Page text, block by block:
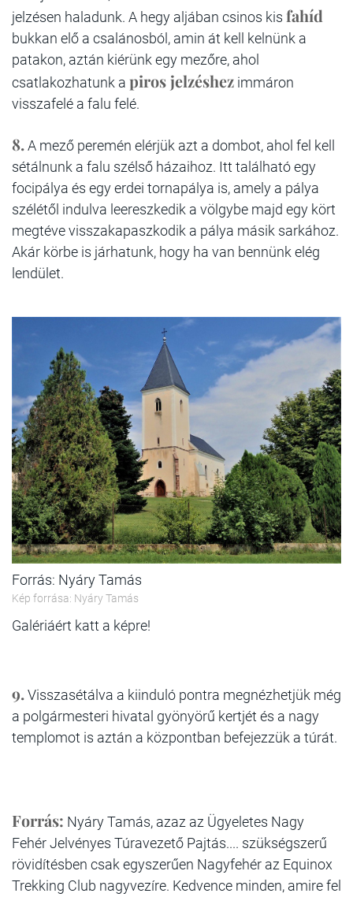
jelzésen haladunk. A hegy aljában csinos kis fahíd
bukkan elő a csalánosból, amin át kell kelnünk a
patakon, aztán kiérünk egy mezőre, ahol
csatlakozhatunk a piros jelzéshez immáron
visszafelé a falu felé.
8.A mező peremén elérjük azt a dombot, ahol fel kell
sétálnunk a falu szélső házaihoz. Itt található egy
focipálya és egy erdei tornapálya is, amely a pálya
szélétől indulva leereszkedik a völgybe majd egy kört
megtéve visszakapaszkodik a pálya másik sarkához.
Akár körbe is járhatunk, hogy ha van bennünk elég
lendület.
Forrás: Nyáry Tamás
Kép forrása: Nyáry Tamás
Galériáért katt a képre!
9.Visszasétálva a kiinduló pontra megnézhetjük még
a polgármesteri hivatal gyönyörű kertjét és a nagy
templomot is aztán a központban befejezzük a túrát.
Forrás: Nyáry Tamás, azaz az Ügyeletes Nagy
Fehér Jelvényes Túravezető Pajtás.... szükségszerű
rövidítésben csak egyszerűen Nagyfehér az Equinox
Trekking Club nagyvezíre. Kedvence minden, amire fel